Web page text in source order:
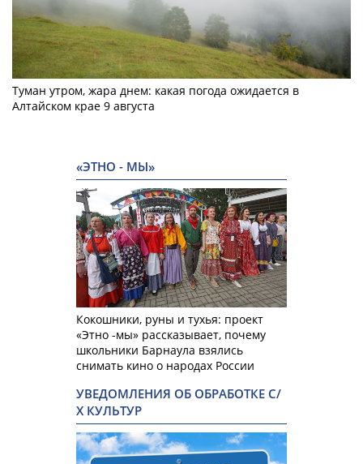
Туман утром, жара днем: какая погода ожидается в
Алтайском крае 9 августа
«ЭТНО - МЫ»
Кокошники, руны и тухья: проект
«Этно -мы» рассказывает, почему
школьники Барнаула взялись
снимать кино о народах России
УВЕДОМЛЕНИЯ ОБ ОБРАБОТКЕ С/
Х КУЛЬТУР